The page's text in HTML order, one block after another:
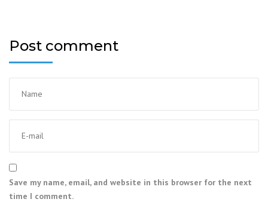
Post comment
Save my name, email, and website in this browser for the next
time I comment.